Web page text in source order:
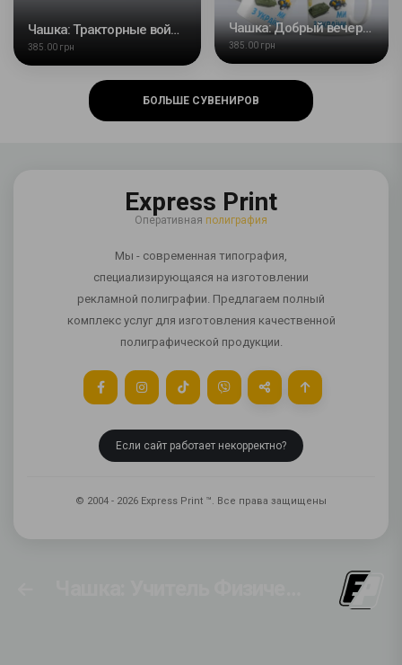
Чашка: Тракторные войска
385.00 грн
Чашка: Добрый вечер мы из Украины
385.00 грн
БОЛЬШЕ СУВЕНИРОВ
Express Print
Оперативная полиграфия
Мы - современная типография,
специализирующаяся на изготовлении
рекламной полиграфии. Предлагаем полный
комплекс услуг для изготовления качественной
полиграфической продукции.
Если сайт работает некорректно?
© 2004 - 2026 Express Print ™. Все права защищены